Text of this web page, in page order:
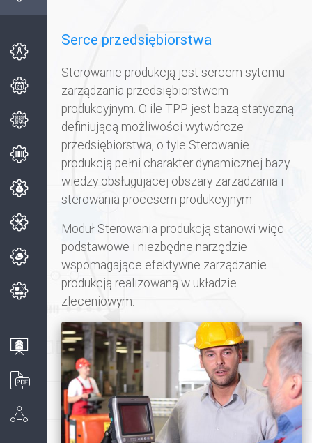
Serce przedsiębiorstwa
Sterowanie produkcją jest sercem sytemu
zarządzania przedsiębiorstwem
produkcyjnym. O ile TPP jest bazą statyczną
definiującą możliwości wytwórcze
przedsiębiorstwa, o tyle Sterowanie
produkcją pełni charakter dynamicznej bazy
wiedzy obsługującej obszary zarządzania i
sterowania procesem produkcyjnym.
Moduł Sterowania produkcją stanowi więc
podstawowe i niezbędne narzędzie
wspomagające efektywne zarządzanie
produkcją realizowaną w układzie
zleceniowym.